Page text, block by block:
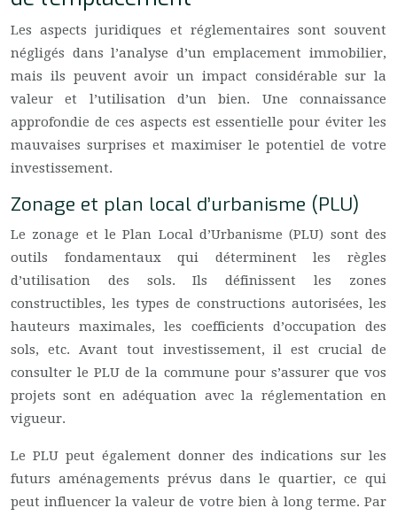
Les aspects juridiques et réglementaires sont souvent
négligés dans l’analyse d’un emplacement immobilier,
mais ils peuvent avoir un impact considérable sur la
valeur et l’utilisation d’un bien. Une connaissance
approfondie de ces aspects est essentielle pour éviter les
mauvaises surprises et maximiser le potentiel de votre
investissement.
Zonage et plan local d’urbanisme (PLU)
Le zonage et le Plan Local d’Urbanisme (PLU) sont des
outils fondamentaux qui déterminent les règles
d’utilisation des sols. Ils définissent les zones
constructibles, les types de constructions autorisées, les
hauteurs maximales, les coefficients d’occupation des
sols, etc. Avant tout investissement, il est crucial de
consulter le PLU de la commune pour s’assurer que vos
projets sont en adéquation avec la réglementation en
vigueur.
Le PLU peut également donner des indications sur les
futurs aménagements prévus dans le quartier, ce qui
peut influencer la valeur de votre bien à long terme. Par